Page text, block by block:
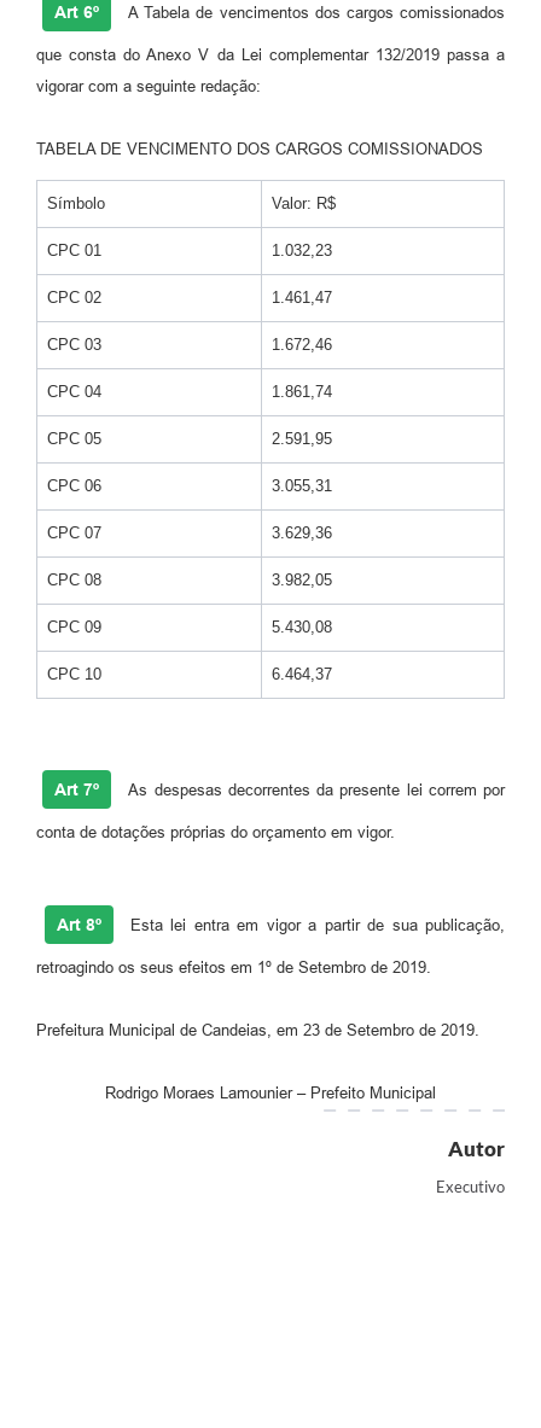
Art 6º A Tabela de vencimentos dos cargos comissionados
que consta do Anexo V da Lei complementar 132/2019 passa a
vigorar com a seguinte redação:
TABELA DE VENCIMENTO DOS CARGOS COMISSIONADOS
Símbolo Valor: R$
CPC 01 1.032,23
CPC 02 1.461,47
CPC 03 1.672,46
CPC 04 1.861,74
CPC 05 2.591,95
CPC 06 3.055,31
CPC 07 3.629,36
CPC 08 3.982,05
CPC 09 5.430,08
CPC 10 6.464,37
Art 7º As despesas decorrentes da presente lei correm por
conta de dotações próprias do orçamento em vigor.
Art 8º Esta lei entra em vigor a partir de sua publicação,
retroagindo os seus efeitos em 1º de Setembro de 2019.
Prefeitura Municipal de Candeias, em 23 de Setembro de 2019.
Rodrigo Moraes Lamounier – Prefeito Municipal
Autor
Executivo